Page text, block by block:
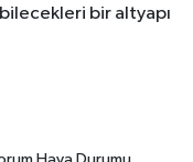
bir altyapı